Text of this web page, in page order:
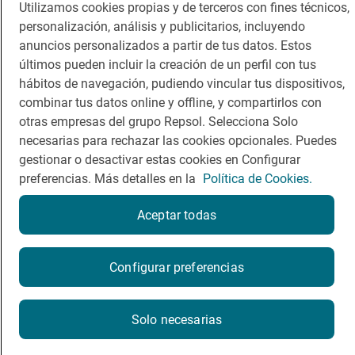
Reserva una mesa
Reservar
La reserva se realizará en un sitio web externo a Guía Repsol.
Política de privacidad Política de cookies Nota legal
Condiciones del servicio
© Repsol S.A. 2000- 2026
Utilizamos cookies propias y de terceros con fines técnicos,
personalización, análisis y publicitarios, incluyendo
anuncios personalizados a partir de tus datos. Estos
últimos pueden incluir la creación de un perfil con tus
hábitos de navegación, pudiendo vincular tus dispositivos,
combinar tus datos online y offline, y compartirlos con
otras empresas del grupo Repsol. Selecciona Solo
necesarias para rechazar las cookies opcionales. Puedes
gestionar o desactivar estas cookies en Configurar
preferencias. Más detalles en la Política de Cookies.
Configurar preferencias
Solo necesarias
Aceptar todas